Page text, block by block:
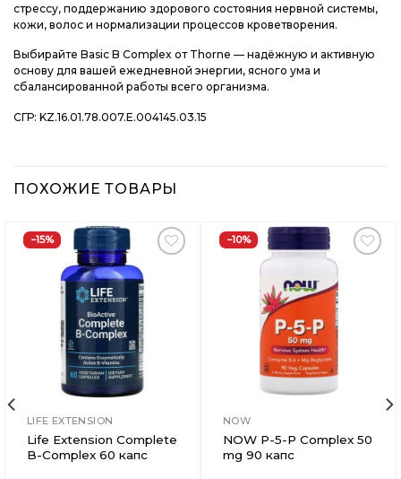
стрессу, поддержанию здорового состояния нервной системы,
кожи, волос и нормализации процессов кроветворения.
Выбирайте Basic B Complex от Thorne — надёжную и активную
основу для вашей ежедневной энергии, ясного ума и
сбалансированной работы всего организма.
СГР: KZ.16.01.78.007.Е.004145.03.15
ПОХОЖИЕ ТОВАРЫ
−15%
Добавить
Вишлист
LIFE EXTENSION
Life Extension Complete
B-Complex 60 капс
−10%
Добавить
Вишлист
NOW
NOW P-5-P Complex 50
mg 90 капс